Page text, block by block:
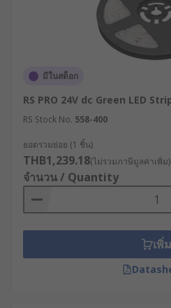
มีในสต็อก
RS PRO 24V dc Green LED
RS Stock No. 558-400
ยอดรวมย่อย (1 ชิ้น)
THB1,239.18(ไม่รวมภาษีมูลค่าเพิ่ม)
จำนวน / Quantity
เพิ่ม